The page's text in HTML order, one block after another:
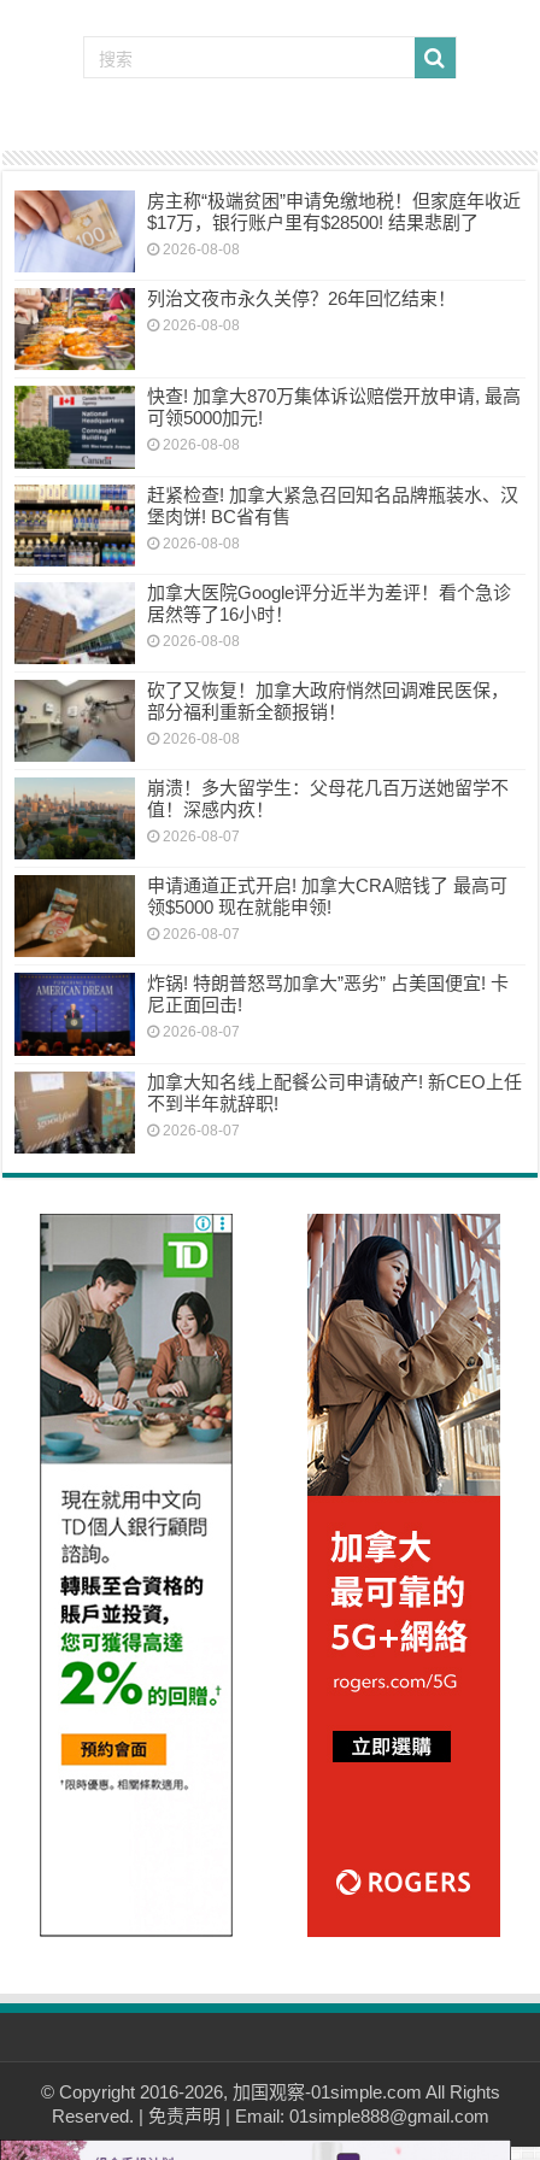
房主称“极端贫困”申请免缴地税！但家庭年收近
$17万，银行账户里有$28500! 结果悲剧了
2026-08-08
列治文夜市永久关停？26年回忆结束！
2026-08-08
快查! 加拿大870万集体诉讼赔偿开放申请, 最高
可领5000加元!
2026-08-08
赶紧检查! 加拿大紧急召回知名品牌瓶装水、汉
堡肉饼! BC省有售
2026-08-08
加拿大医院Google评分近半为差评！看个急诊
居然等了16小时！
2026-08-08
砍了又恢复！加拿大政府悄然回调难民医保，
部分福利重新全额报销！
2026-08-08
崩溃！多大留学生：父母花几百万送她留学不
值！深感内疚！
2026-08-07
申请通道正式开启! 加拿大CRA赔钱了 最高可
领$5000 现在就能申领!
2026-08-07
炸锅! 特朗普怒骂加拿大”恶劣” 占美国便宜! 卡
尼正面回击!
2026-08-07
加拿大知名线上配餐公司申请破产! 新CEO上任
不到半年就辞职!
2026-08-07
© Copyright 2016-2026, 加国观察-01simple.com All Rights
Reserved. | 免责声明 | Email: 01simple888@gmail.com